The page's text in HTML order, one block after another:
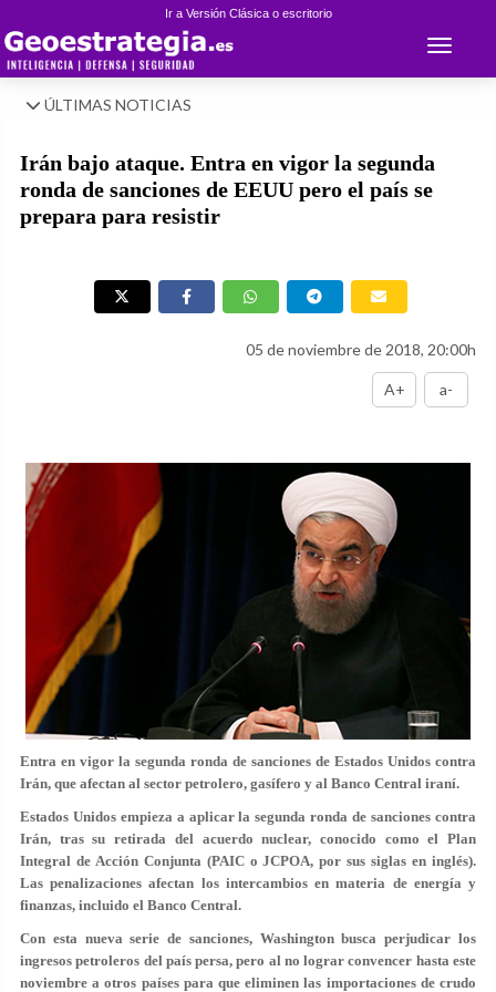
Ir a Versión Clásica o escritorio
Toggle
ÚLTIMAS NOTICIAS
Irán bajo ataque. Entra en vigor la segunda
ronda de sanciones de EEUU pero el país se
prepara para resistir
05 de noviembre de 2018, 20:00h
A+ a-
Entra en vigor la segunda ronda de sanciones de Estados Unidos contra
Irán, que afectan al sector petrolero, gasífero y al Banco Central iraní.
Estados Unidos empieza a aplicar la segunda ronda de sanciones contra
Irán, tras su retirada del acuerdo nuclear, conocido como el Plan
Integral de Acción Conjunta (PAIC o JCPOA, por sus siglas en inglés).
Las penalizaciones afectan los intercambios en materia de energía y
finanzas, incluido el Banco Central.
Con esta nueva serie de sanciones, Washington busca perjudicar los
ingresos petroleros del país persa, pero al no lograr convencer hasta este
noviembre a otros países para que eliminen las importaciones de crudo